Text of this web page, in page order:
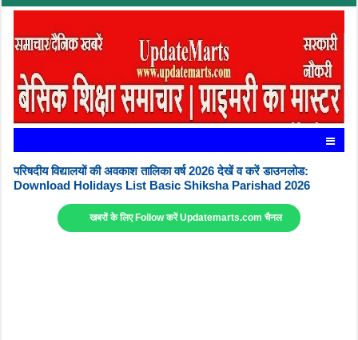
परिषदीय विद्यालयों की अवकाश तालिका वर्ष 2026 देखें व करें डाउनलोड:
Download Holidays List Basic Shiksha Parishad 2026
खबरों के लिए Follow करें Updatemarts.com चैनल